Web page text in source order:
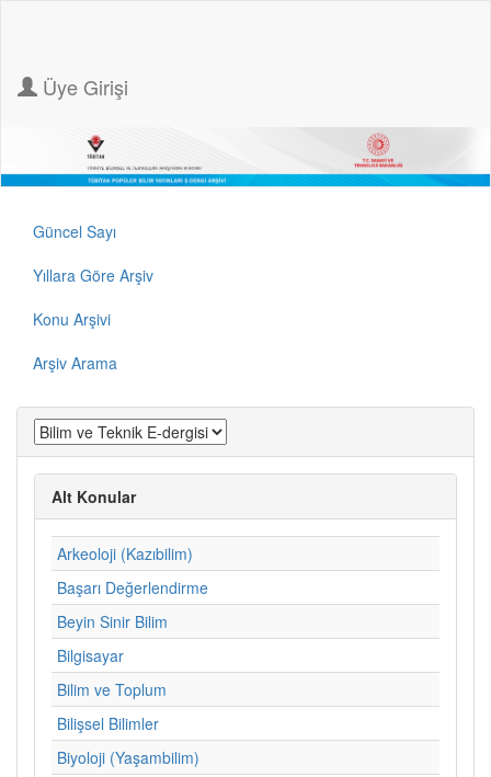
Üye Girişi
Güncel Sayı
Yıllara Göre Arşiv
Konu Arşivi
Arşiv Arama
Alt Konular
Arkeoloji (Kazıbilim)
Başarı Değerlendirme
Beyin Sinir Bilim
Bilgisayar
Bilim ve Toplum
Bilişsel Bilimler
Biyoloji (Yaşambilim)